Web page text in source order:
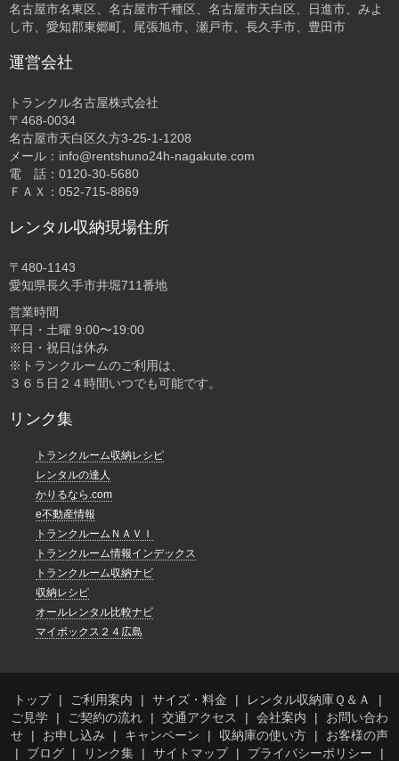
名古屋市名東区、名古屋市千種区、名古屋市天白区、日進市、みよ
し市、愛知郡東郷町、尾張旭市、瀬戸市、長久手市、豊田市
運営会社
トランクル名古屋株式会社
〒468-0034
名古屋市天白区久方3-25-1-1208
メール：info@rentshuno24h-nagakute.com
電 話：0120-30-5680
ＦＡＸ：052-715-8869
レンタル収納現場住所
〒480-1143
愛知県長久手市井堀711番地
営業時間
平日・土曜 9:00〜19:00
※日・祝日は休み
※トランクルームのご利用は、
３６５日２４時間いつでも可能です。
リンク集
トランクルーム収納レシピ
レンタルの達人
かりるなら.com
e不動産情報
トランクルームＮＡＶＩ
トランクルーム情報インデックス
トランクルーム収納ナビ
収納レシピ
オールレンタル比較ナビ
マイボックス２４広島
トップ ご利用案内 サイズ・料金
レンタル収納庫Ｑ＆Ａ
ご見学
ご契約の流れ 交通アクセス 会社案内
お問い合わ
せ
お申し込み キャンペーン 収納庫の使い方
お客様の声
ブログ
リンク集 サイトマップ プライバシーポリシー